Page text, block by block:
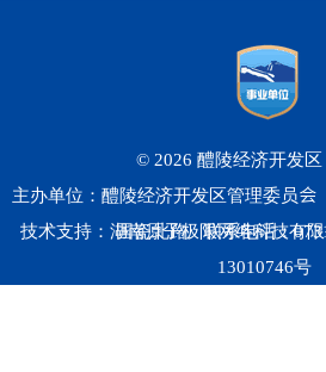
© 2026 醴陵经济开发
主办单位：醴陵经济开发区管理委员会
国瓷北路
联系电话：
技术支持：湖南原子极限网络科技有
13010746号